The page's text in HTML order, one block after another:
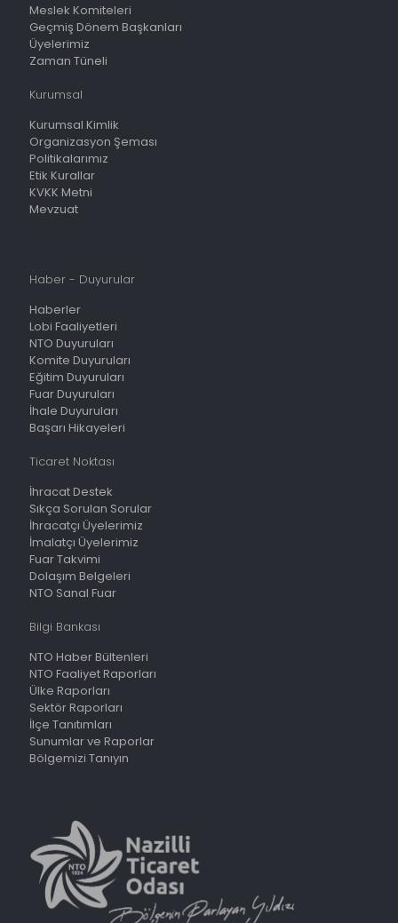
Meslek Komiteleri
Geçmiş Dönem Başkanları
Üyelerimiz
Zaman Tüneli
Kurumsal
Kurumsal Kimlik
Organizasyon Şeması
Politikalarımız
Etik Kurallar
KVKK Metni
Mevzuat
Haber - Duyurular
Haberler
Lobi Faaliyetleri
NTO Duyuruları
Komite Duyuruları
Eğitim Duyuruları
Fuar Duyuruları
İhale Duyuruları
Başarı Hikayeleri
Ticaret Noktası
İhracat Destek
Sıkça Sorulan Sorular
İhracatçı Üyelerimiz
İmalatçı Üyelerimiz
Fuar Takvimi
Dolaşım Belgeleri
NTO Sanal Fuar
Bilgi Bankası
NTO Haber Bültenleri
NTO Faaliyet Raporları
Ülke Raporları
Sektör Raporları
İlçe Tanıtımları
Sunumlar ve Raporlar
Bölgemizi Tanıyın